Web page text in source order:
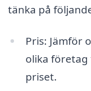
tänka på
Pris: Jämför
olika
priset.